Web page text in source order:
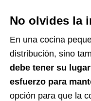
No olvides la
En una cocina
distribución, sino
debe tener su
esfuerzo para
opción para que la